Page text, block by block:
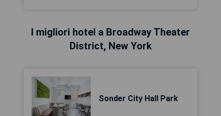
I migliori hotel a Broadway Theater
District, New York
Sonder City Hall Park